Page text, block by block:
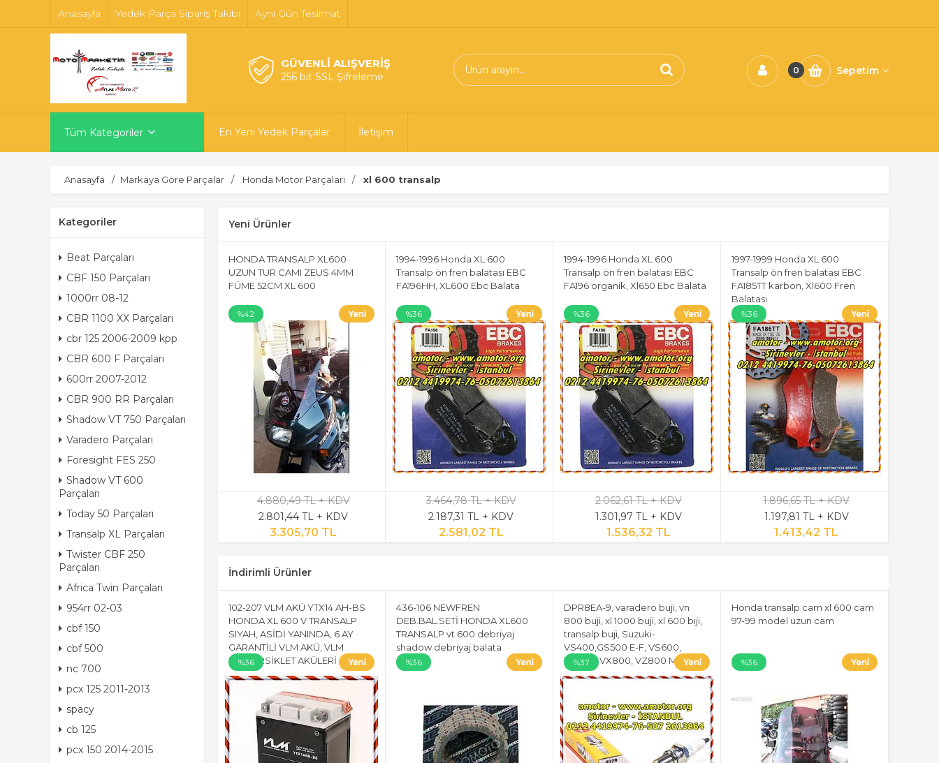
Anasayfa Yedek Parça Sipariş Takibi Ayni Gün Teslimat
GÜVENLİ ALIŞVERİŞ
256 bit SSL Şifreleme
0 Sepetim
Tüm Kategoriler En Yeni Yedek Parçalar İletişim
Anasayfa Markaya Göre Parçalar Honda Motor Parçaları xl 600 transalp
Kategoriler
Beat Parçaları
CBF 150 Parçaları
1000rr 08-12
CBR 1100 XX Parçaları
cbr 125 2006-2009 kpp
CBR 600 F Parçaları
600rr 2007-2012
CBR 900 RR Parçaları
Shadow VT 750 Parçaları
Varadero Parçaları
Foresight FES 250
Shadow VT 600
Parçaları
Today 50 Parçaları
Transalp XL Parçaları
Twister CBF 250
Parçaları
Africa Twin Parçaları
954rr 02-03
cbf 150
cbf 500
nc 700
pcx 125 2011-2013
spacy
cb 125
pcx 150 2014-2015
Yeni Ürünler
HONDA TRANSALP XL600
UZUN TUR CAMI ZEUS 4MM
FÜME 52CM XL 600
%42
4.880,49 TL + KDV
2.801,44 TL + KDV
3.305,70 TL
1994-1996 Honda XL 600
Transalp ön fren balatası EBC
FA196HH, XL600 Ebc Balata
%36
3.464,78 TL + KDV
2.187,31 TL + KDV
2.581,02 TL
1994-1996 Honda XL 600
Transalp ön fren balatası EBC
FA196 organik, Xl650 Ebc Balata
%36
2.062,61 TL + KDV
1.301,97 TL + KDV
1.536,32 TL
1997-1999 Honda XL 600
Transalp ön fren balatası EBC
FA185TT karbon, Xl600 Fren
Balatası
%36
1.896,65 TL + KDV
1.197,81 TL + KDV
1.413,42 TL
İndirimli Ürünler
102-207 VLM AKÜ YTX14 AH-BS
HONDA XL 600 V TRANSALP
SIYAH, ASİDİ YANINDA, 6 AY
GARANTİLİ VLM AKÜ, VLM
MOTORSİKLET AKÜLERİ
%36
436-106 NEWFREN
DEB.BAL.SETİ HONDA XL600
TRANSALP vt 600 debriyaj
shadow debriyaj balata
%36
DPR8EA-9, varadero buji, vn
800 buji, xl 1000 buji, xl 600 bıji,
transalp buji, Suzuki-
VS400,GS500 E-F, VS600,
VS800, VX800, VZ800 Maruder
%37
Honda transalp cam xl 600 cam
97-99 model uzun cam
%36